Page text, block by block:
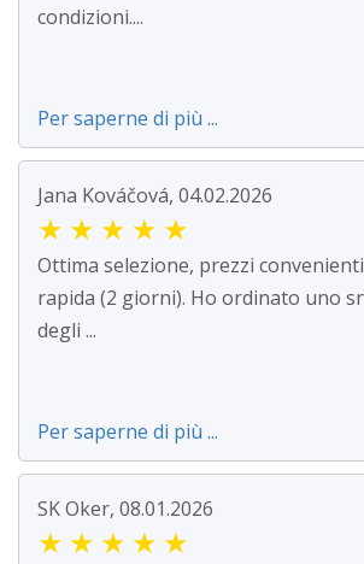
condizioni....
Per saperne di più ...
Jana Kováčová, 04.02.2026
★ ★ ★ ★ ★
Ottima selezione, prezzi
rapida (2 giorni). Ho ordinato uno
degli ...
Per saperne di più ...
SK Oker, 08.01.2026
★ ★ ★ ★ ★